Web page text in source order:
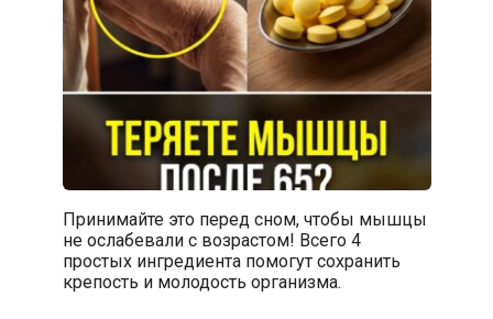
Принимайте это перед сном, чтобы мышцы
не ослабевали с возрастом! Всего 4
простых ингредиента помогут сохранить
крепость и молодость организма.